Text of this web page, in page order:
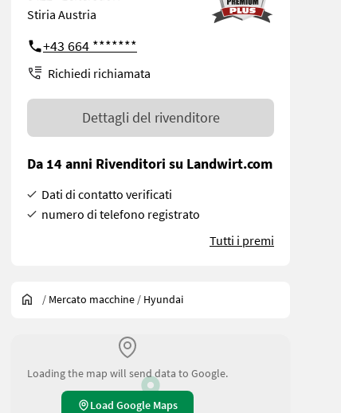
Stiria Austria
+43 664 *******
Richiedi richiamata
Dettagli del rivenditore
Da 14 anni Rivenditori su Landwirt.com
Dati di contatto verificati
numero di telefono registrato
Tutti i premi
/ Mercato macchine / Hyundai
Loading the map will send data to Google.
Load Google Maps